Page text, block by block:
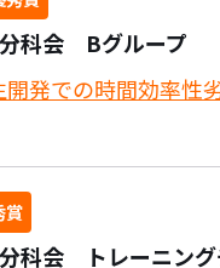
科会 Bグループ
開発での時間効率性
賞
科会 トレーニング